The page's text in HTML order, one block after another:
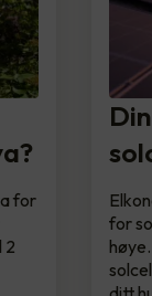
for
2
for